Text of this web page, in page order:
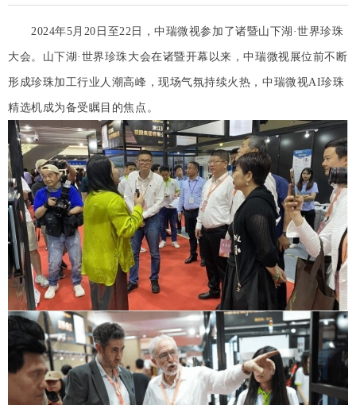
2024年5月20日至22日，中瑞微视参加了诸暨山下湖·世界珍珠
大会。山下湖·世界珍珠大会在诸暨开幕以来，中瑞微视展位前不断
形成珍珠加工行业人潮高峰，现场气氛持续火热，中瑞微视AI珍珠
精选机成为备受瞩目的焦点。